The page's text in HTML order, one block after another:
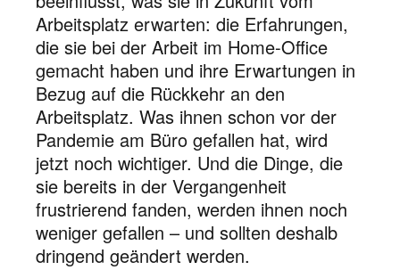
Arbeitsplatz erwarten: die Erfahrungen,
die sie bei der Arbeit im Home-Office
gemacht haben und ihre Erwartungen in
Bezug auf die Rückkehr an den
Arbeitsplatz. Was ihnen schon vor der
Pandemie am Büro gefallen hat, wird
jetzt noch wichtiger. Und die Dinge, die
sie bereits in der Vergangenheit
frustrierend fanden, werden ihnen noch
weniger gefallen – und sollten deshalb
dringend geändert werden.